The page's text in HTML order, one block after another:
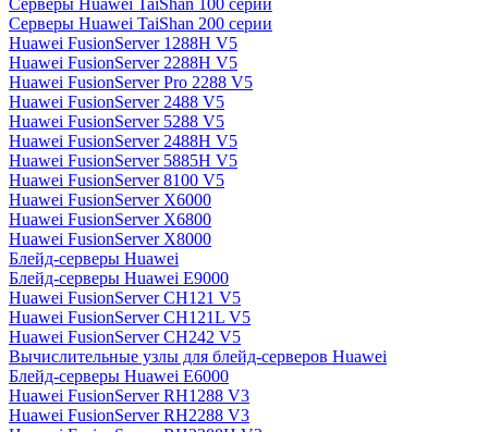
Серверы Huawei TaiShan 100 серии
Серверы Huawei TaiShan 200 серии
Huawei FusionServer 1288H V5
Huawei FusionServer 2288H V5
Huawei FusionServer Pro 2288 V5
Huawei FusionServer 2488 V5
Huawei FusionServer 5288 V5
Huawei FusionServer 2488H V5
Huawei FusionServer 5885H V5
Huawei FusionServer 8100 V5
Huawei FusionServer X6000
Huawei FusionServer X6800
Huawei FusionServer X8000
Блейд-серверы Huawei
Блейд-серверы Huawei E9000
Huawei FusionServer CH121 V5
Huawei FusionServer CH121L V5
Huawei FusionServer CH242 V5
Вычислительные узлы для блейд-серверов Huawei
Блейд-серверы Huawei E6000
Huawei FusionServer RH1288 V3
Huawei FusionServer RH2288 V3